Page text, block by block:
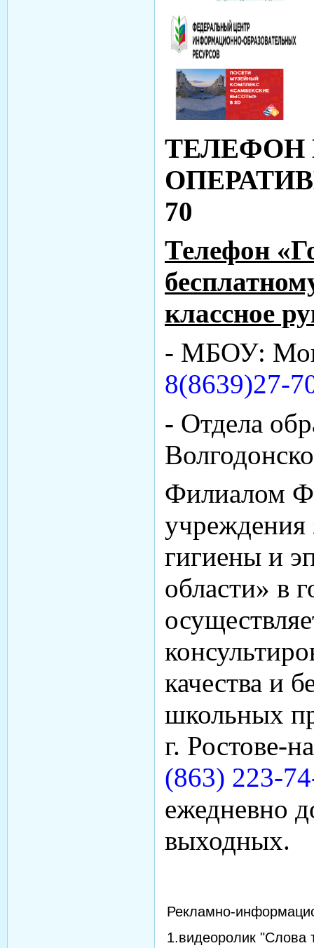
ТЕЛЕФОН
70
Телефон
классное
- МБОУ:
8(8639)27-
- Отдела
Филиалом
учреждения
гигиены и
области» в
качества и
школьных
г. Ростове-
(863) 223-
ежедневно
выходных.
Рекламно-
1.видеоролик "Слова